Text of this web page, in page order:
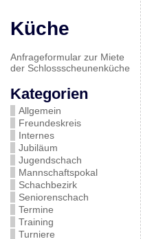
Küche
Anfrageformular zur Miete
der Schlossscheunenküche
Kategorien
Allgemein
Freundeskreis
Internes
Jubiläum
Jugendschach
Mannschaftspokal
Schachbezirk
Seniorenschach
Termine
Training
Turniere